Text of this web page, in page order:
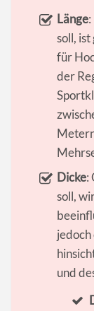
Länge
soll,
für
der
Dicke:
soll,
und